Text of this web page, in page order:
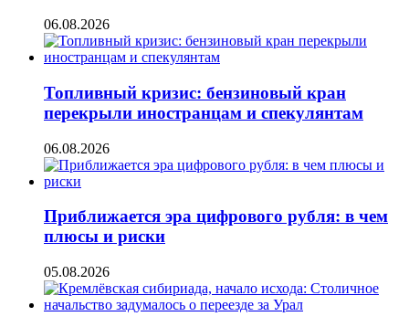
06.08.2026
Топливный кризис: бензиновый кран
перекрыли иностранцам и спекулянтам
06.08.2026
Приближается эра цифрового рубля: в чем
плюсы и риски
05.08.2026